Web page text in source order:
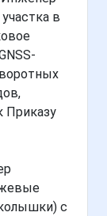
в
Приказу
с